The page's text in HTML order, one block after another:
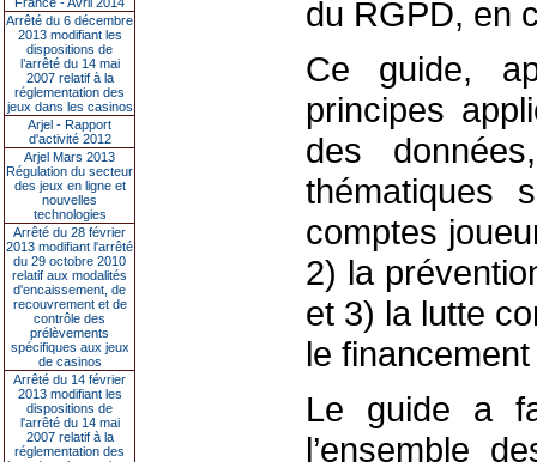
Arrêté du 6 décembre
2013 modifiant les
dispositions de
l’arrêté du 14 mai
2007 relatif à la
réglementation des
jeux dans les casinos
Arjel - Rapport
d'activité 2012
Arjel Mars 2013
Régulation du secteur
des jeux en ligne et
nouvelles
technologies
Arrêté du 28 février
2013 modifiant l'arrêté
du 29 octobre 2010
relatif aux modalités
d'encaissement, de
recouvrement et de
contrôle des
prélèvements
spécifiques aux jeux
de casinos
Arrêté du 14 février
2013 modifiant les
dispositions de
l'arrêté du 14 mai
2007 relatif à la
réglementation des
du RGPD, en
Ce guide,
principes
des
thématiques
comptes
2) la
et 3) la lutte
le
Le guide a
l’ensemble